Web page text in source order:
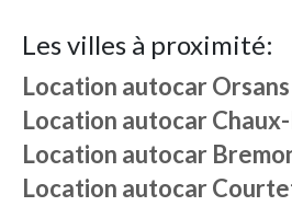
Les villes à proximité:
Location autocarOrsans
Location autocar
Location autocar
Location autocar